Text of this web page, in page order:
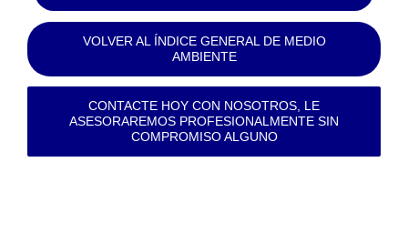
VOLVER AL ÍNDICE GENERAL DE MEDIO
AMBIENTE
CONTACTE HOY CON NOSOTROS, LE
ASESORAREMOS PROFESIONALMENTE SIN
COMPROMISO ALGUNO